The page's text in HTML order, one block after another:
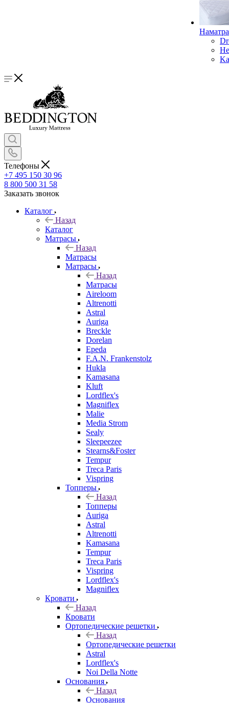
Телефоны
+7 495 150 30 96
8 800 500 31 58
Заказать звонок
Каталог
Назад
Каталог
Матрасы
Назад
Матрасы
Матрасы
Назад
Матрасы
Aireloom
Altrenotti
Astral
Auriga
Breckle
Dorelan
Epeda
F.A.N. Frankenstolz
Hukla
Kamasana
Kluft
Lordflex's
Magniflex
Malie
Media Strom
Sealy
Sleepeezee
Stearns&Foster
Tempur
Treca Paris
Vispring
Топперы
Назад
Топперы
Auriga
Astral
Altrenotti
Kamasana
Tempur
Treca Paris
Vispring
Lordflex's
Magniflex
Кровати
Назад
Кровати
Ортопедические решетки
Назад
Ортопедические решетки
Astral
Lordflex's
Noi Della Notte
Основания
Назад
Основания